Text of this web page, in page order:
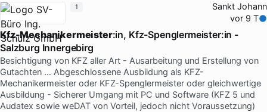
Sankt Johann
vor 9 T
Kfz-Mechanikermeister:in, Kfz-Spenglermeister:in -
Salzburg Innergebirg
Besichtigung von KFZ aller Art - Ausarbeitung und Erstellung von
Gutachten … Abgeschlossene Ausbildung als KFZ-
Mechanikermeister oder KFZ-Spenglermeister oder gleichwertige
Ausbildung - Sicherer Umgang mit PC und Software (KFZ 5 und
Audatex sowie weDAT von Vorteil, jedoch nicht Voraussetzung)
1